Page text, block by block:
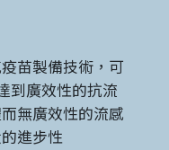
苗製備技術，可
到廣效性的抗流
無廣效性的流感
進步性